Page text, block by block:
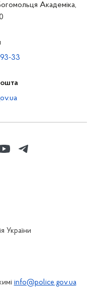
Академіка,
33
України
info@police.gov.ua